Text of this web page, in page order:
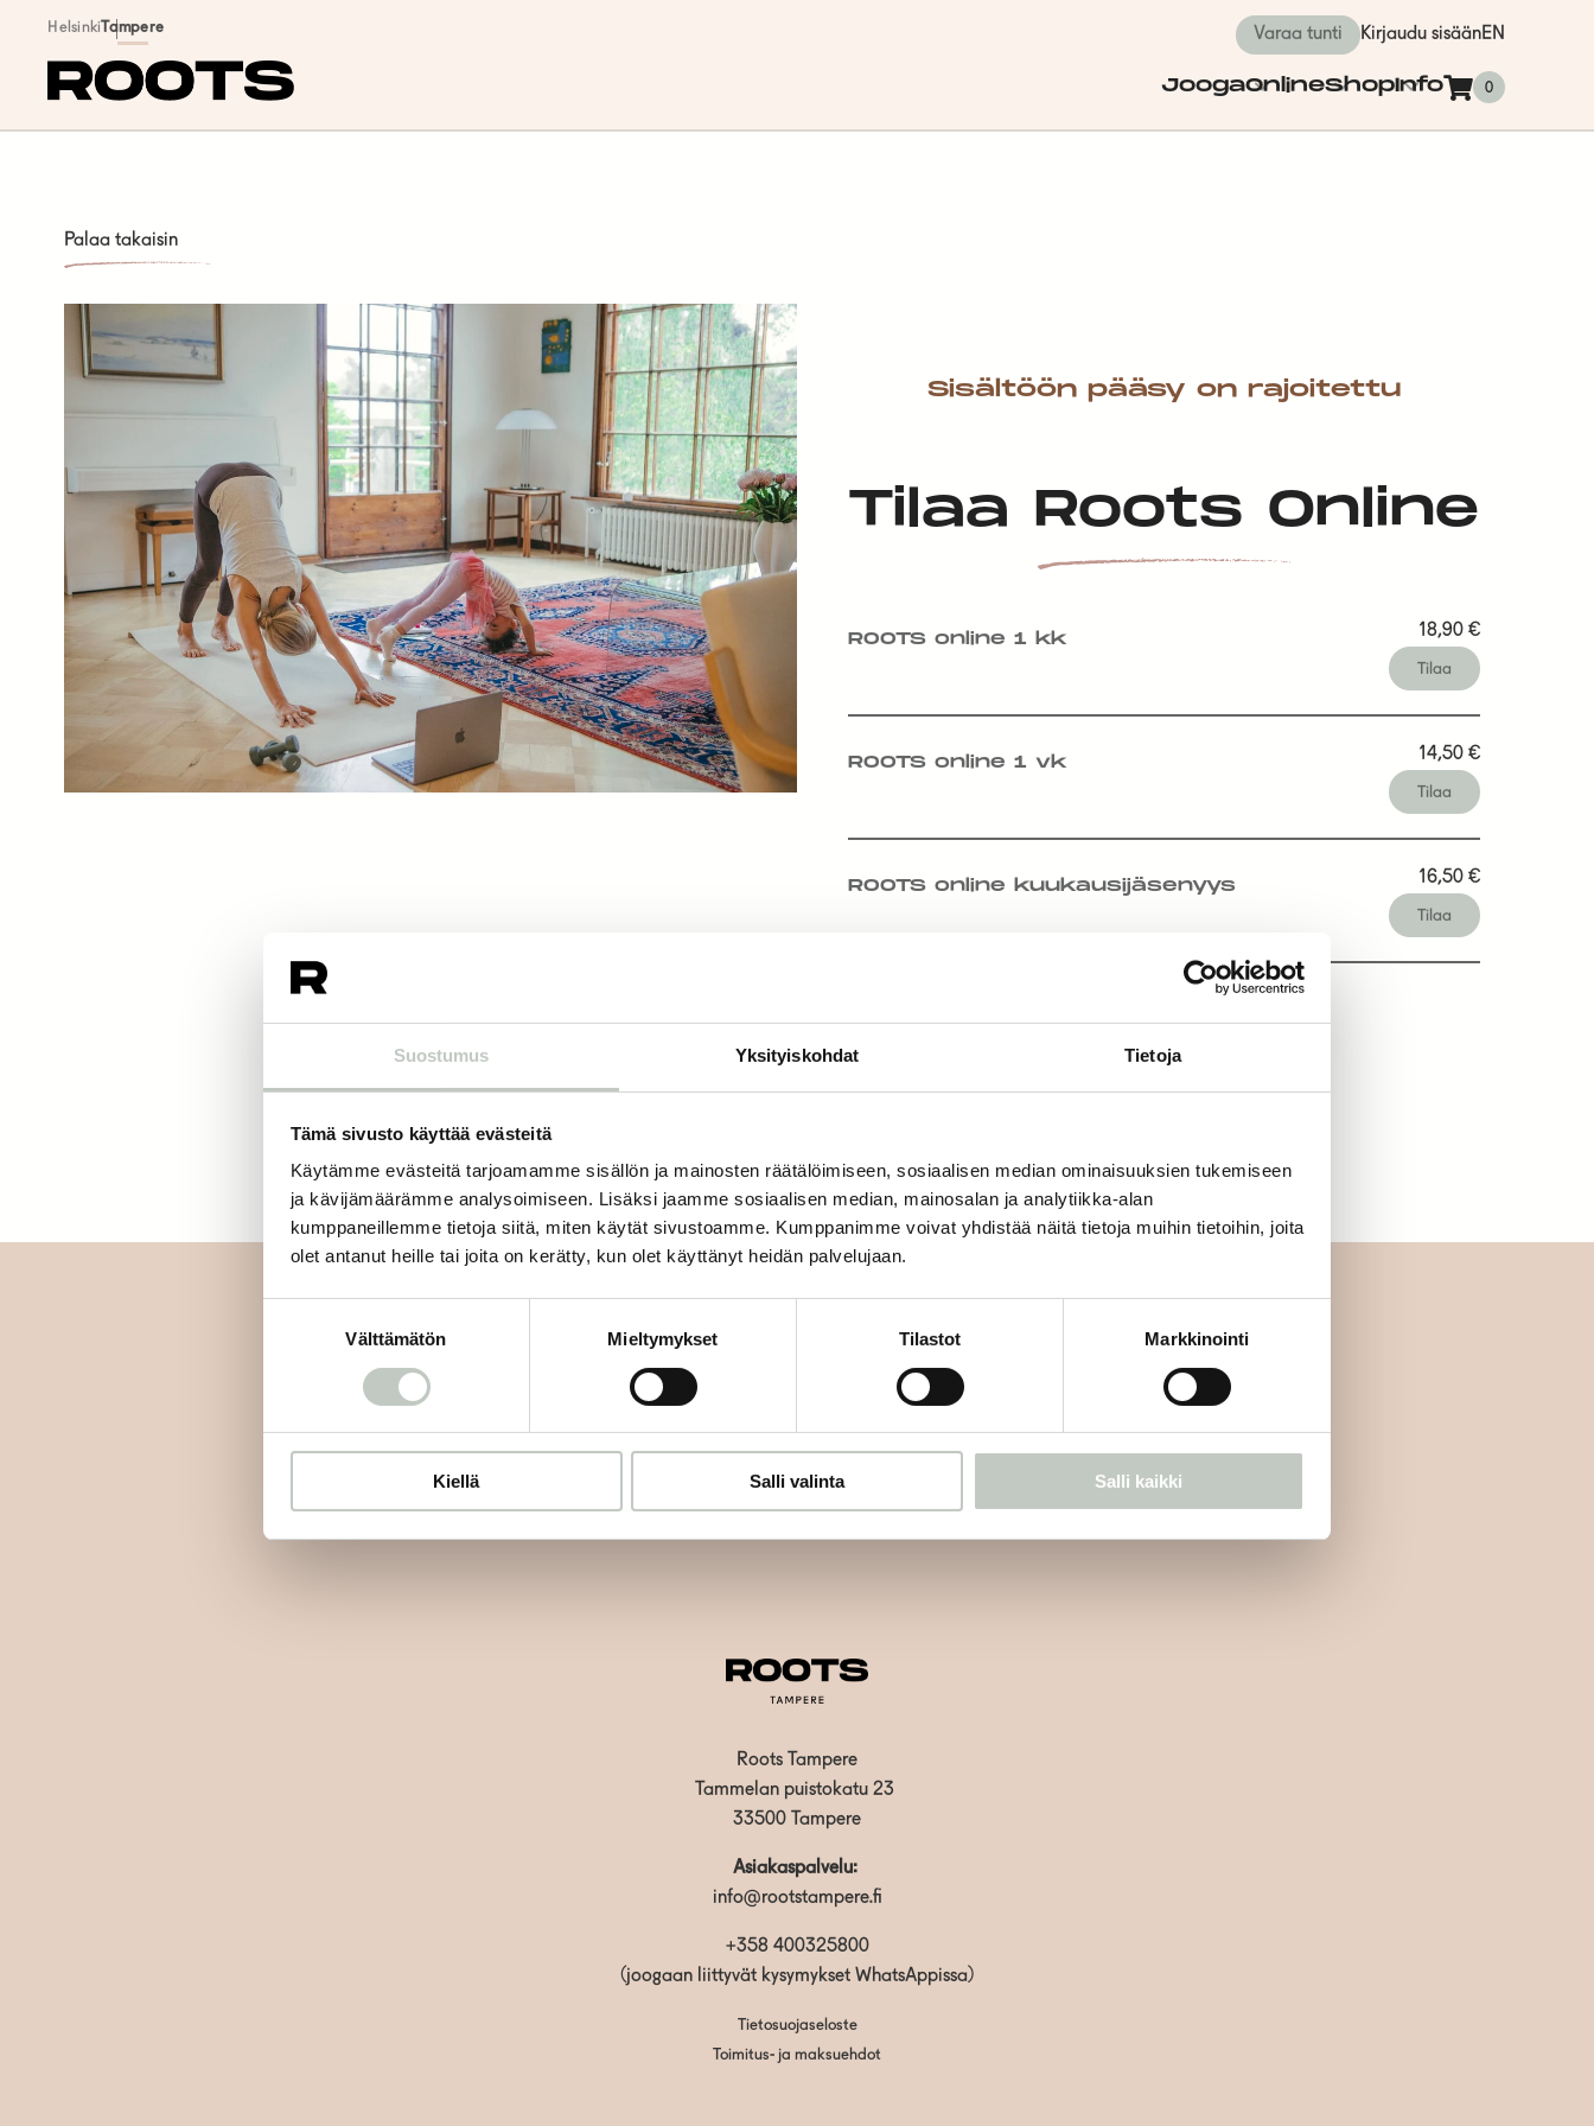
Suostumus Yksityiskohdat Tietoja
Tämä sivusto käyttää evästeitä
Käytämme evästeitä tarjoamamme sisällön ja mainosten räätälöimiseen, sosiaalisen median ominaisuuksien tukemiseen
ja kävijämäärämme analysoimiseen. Lisäksi jaamme sosiaalisen median, mainosalan ja analytiikka-alan
kumppaneillemme tietoja siitä, miten käytät sivustoamme. Kumppanimme voivat yhdistää näitä tietoja muihin tietoihin, joita
olet antanut heille tai joita on kerätty, kun olet käyttänyt heidän palvelujaan.
Välttämätön Mieltymykset Tilastot Markkinointi
Kiellä Salli valinta Salli kaikki
Siirry sisältöön
HelsinkiTampere Varaa tunti Kirjaudu sisäänEN
JoogaOnlineShopInfo 0
Palaa takaisin
Sisältöön pääsy on rajoitettu
Tilaa Roots Online
ROOTS online 1 kk 18,90 €
Tilaa
ROOTS online 1 vk 14,50 €
Tilaa
ROOTS online kuukausijäsenyys 16,50 €
Tilaa
Oletko jo jäsen?
Tilaa uutiskirjeemme ja saat tiedon uusista tapahtumista ja Roots Journaleista ensimmäisten joukossa:
Roots Tampere
Tammelan puistokatu 23
33500 Tampere
Asiakaspalvelu:
info@rootstampere.fi
+358 400325800
(joogaan liittyvät kysymykset WhatsAppissa)
Tietosuojaseloste
Toimitus- ja maksuehdot